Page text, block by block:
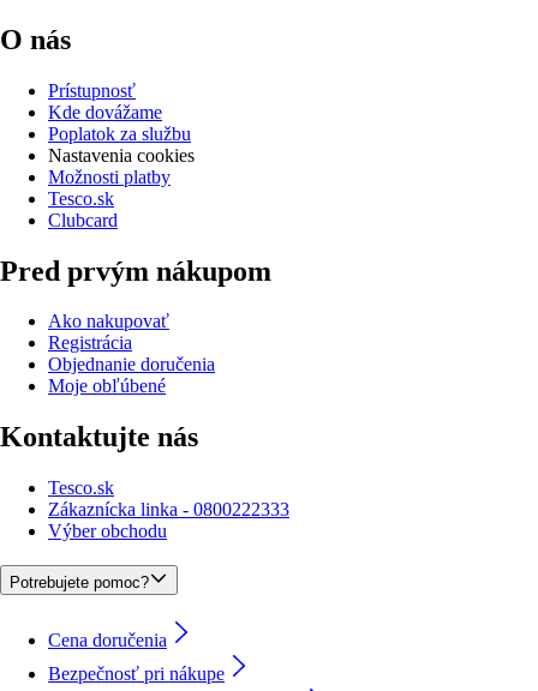
O nás
Prístupnosť
Kde dovážame
Poplatok za službu
Nastavenia cookies
Možnosti platby
Tesco.sk
Clubcard
Pred prvým nákupom
Ako nakupovať
Registrácia
Objednanie doručenia
Moje obľúbené
Kontaktujte nás
Tesco.sk
Zákaznícka linka - 0800222333
Výber obchodu
Potrebujete pomoc?
Cena doručenia
Bezpečnosť pri nákupe